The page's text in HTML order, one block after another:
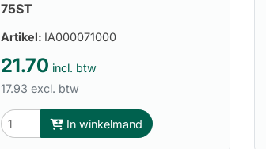
75ST
Artikel: IA000071000
21.70 incl. btw
17.93 excl. btw
In winkelmand